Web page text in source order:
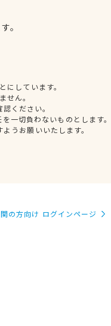
。
しています。
せん。
ください。
一切負わないものとします。
うお願いいたします。
の方向け ログインページ